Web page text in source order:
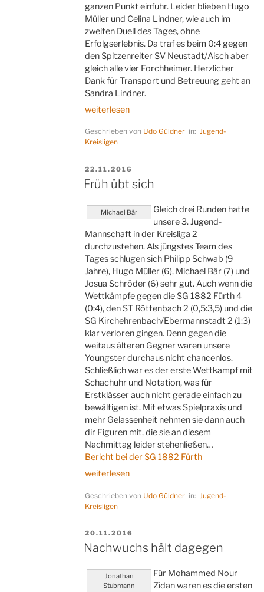
ganzen Punkt einfuhr. Leider blieben Hugo
Müller und Celina Lindner, wie auch im
zweiten Duell des Tages, ohne
Erfolgserlebnis. Da traf es beim 0:4 gegen
den Spitzenreiter SV Neustadt/Aisch aber
gleich alle vier Forchheimer. Herzlicher
Dank für Transport und Betreuung geht an
Sandra Lindner.
„Dritte
weiter
sieglos“
weiterlesen
Geschrieben von Udo Güldner in:Jugend-
Kreisligen
VERÖFFENTLICHT
AM
22.11.2016
Früh übt sich
Michael Bär
Gleich drei Runden hatte
unsere 3. Jugend-
Mannschaft in der Kreisliga 2
durchzustehen. Als jüngstes Team des
Tages schlugen sich Philipp Schwab (9
Jahre), Hugo Müller (6), Michael Bär (7) und
Josua Schröder (6) sehr gut. Auch wenn die
Wettkämpfe gegen die SG 1882 Fürth 4
(0:4), den ST Röttenbach 2 (0,5:3,5) und die
SG Kirchehrenbach/Ebermannstadt 2 (1:3)
klar verloren gingen. Denn gegen die
weitaus älteren Gegner waren unsere
Youngster durchaus nicht chancenlos.
Schließlich war es der erste Wettkampf mit
Schachuhr und Notation, was für
Erstklässer auch nicht gerade einfach zu
bewältigen ist. Mit etwas Spielpraxis und
mehr Gelassenheit nehmen sie dann auch
dir Figuren mit, die sie an diesem
Nachmittag leider stehenließen…
Bericht bei der SG 1882 Fürth
„Früh
sich“
weiterlesen
Geschrieben von Udo Güldner in: Jugend-
Kreisligen
VERÖFFENTLICHT
AM
20.11.2016
Nachwuchs hält dagegen
Jonathan
Stubmann
Für Mohammed Nour
Zidan waren es die ersten